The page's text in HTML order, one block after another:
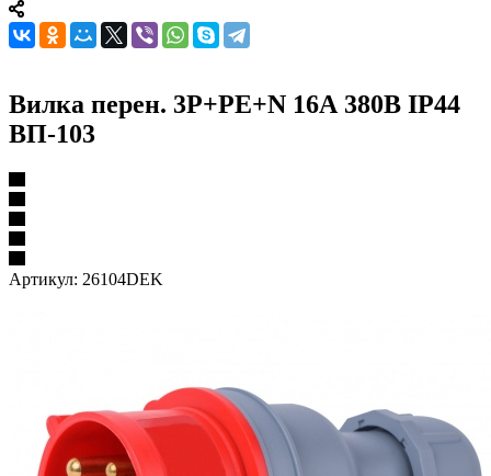
Вилка перен. 3Р+РЕ+N 16А 380В IP44
ВП-103
Артикул: 26104DEK